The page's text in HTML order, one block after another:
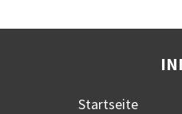
Startseite